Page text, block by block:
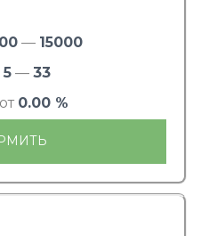
— 15000
5 — 33
0.00 %